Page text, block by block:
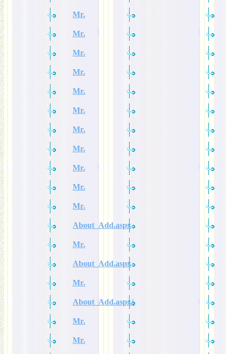
Mr.
Mr.
Mr.
Mr.
Mr.
Mr.
Mr.
Mr.
Mr.
Mr.
Mr.
About_Add.aspx
Mr.
About_Add.aspx
Mr.
About_Add.aspx/.
Mr.
Mr.